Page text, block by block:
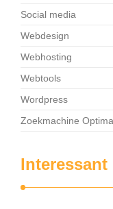
Social media
Webdesign
Webhosting
Webtools
Wordpress
Zoekmachine
Interessant